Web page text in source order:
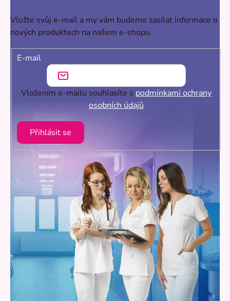
Vložte svůj e-mail a my vám budeme zasílat informace o
nových produktech na našem e-shopu.
E-mail
Vložením e-mailu souhlasíte s podmínkami ochrany
osobních údajů
Přihlásit se